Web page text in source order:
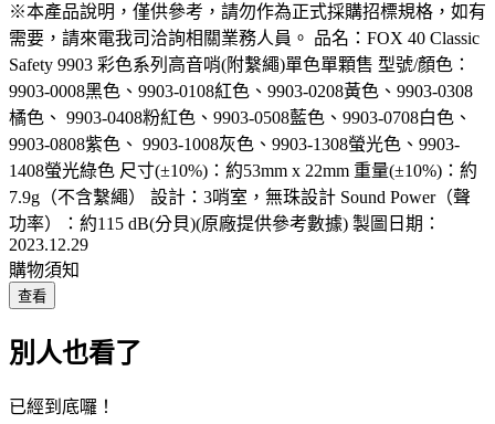
※本產品說明，僅供參考，請勿作為正式採購招標規格，如有
需要，請來電我司洽詢相關業務人員。 品名：FOX 40 Classic
Safety 9903 彩色系列高音哨(附繫繩)單色單顆售 型號/顏色：
9903-0008黑色、9903-0108紅色、9903-0208黃色、9903-0308
橘色、 9903-0408粉紅色、9903-0508藍色、9903-0708白色、
9903-0808紫色、 9903-1008灰色、9903-1308螢光色、9903-
1408螢光綠色 尺寸(±10%)：約53mm x 22mm 重量(±10%)：約
7.9g（不含繫繩） 設計：3哨室，無珠設計 Sound Power（聲
功率）：約115 dB(分貝)(原廠提供參考數據) 製圖日期：
2023.12.29
購物須知
查看
別人也看了
已經到底囉！